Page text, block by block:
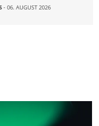
- 06. AUGUST 2026